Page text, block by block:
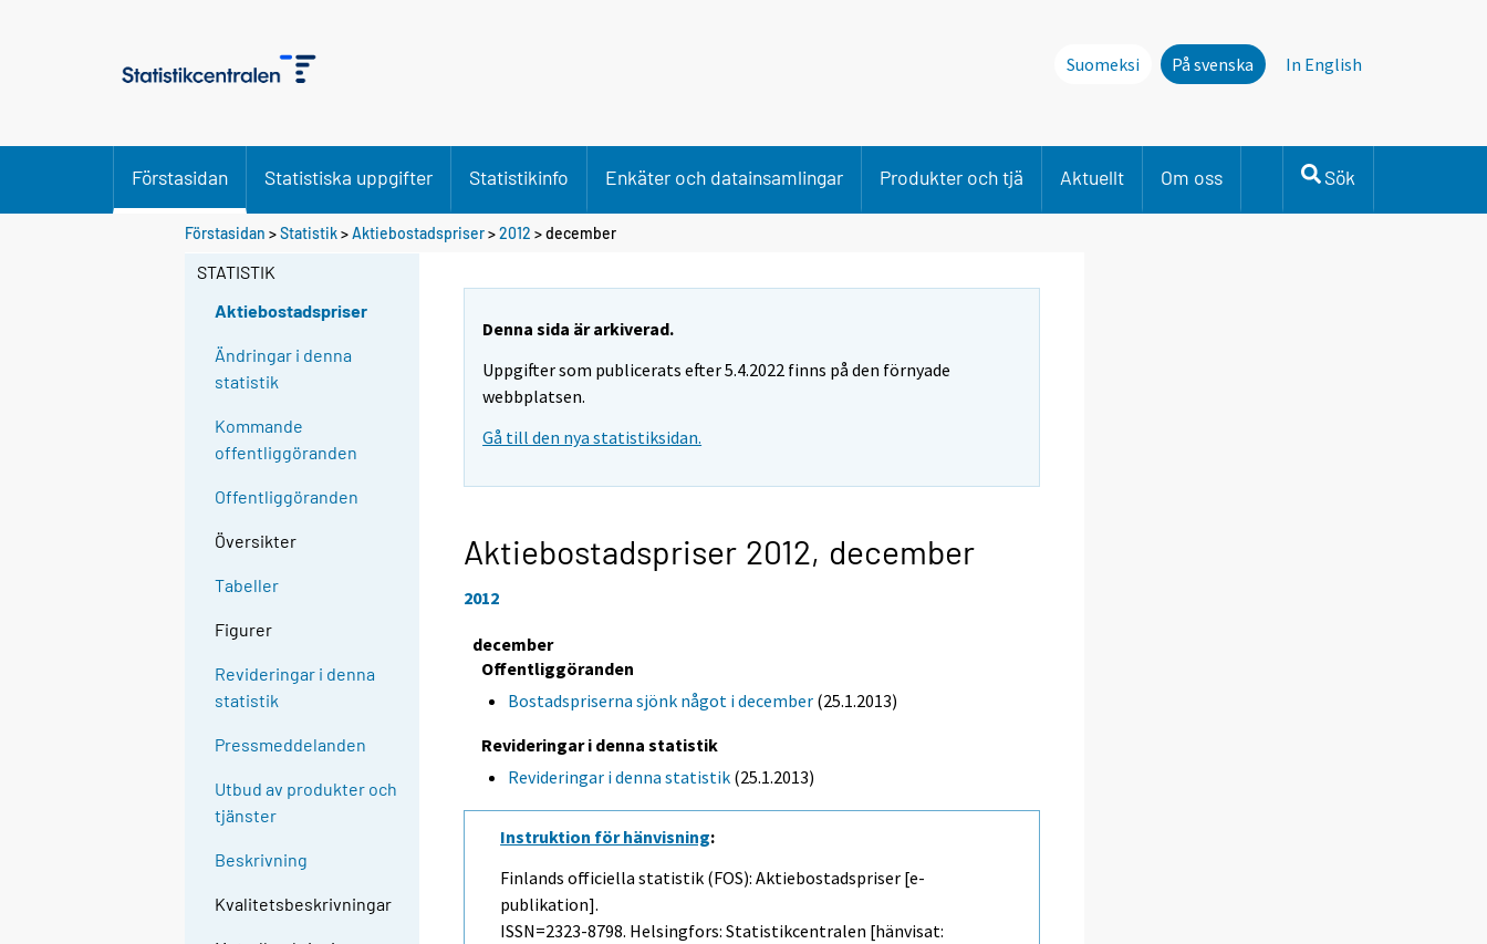
Suomeksi På svenska In English
Förstasidan Statistiska uppgifter Statistikinfo Enkäter och datainsamlingar Produkter och tjä Aktuellt Om oss Sök
Förstasidan >Statistik>Aktiebostadspriser>2012 >december
STATISTIK
Aktiebostadspriser
Ändringar i denna
statistik
Kommande
offentliggöranden
Offentliggöranden
Översikter
Tabeller
Figurer
Revideringar i denna
statistik
Pressmeddelanden
Utbud av produkter och
tjänster
Beskrivning
Kvalitetsbeskrivningar
Denna sida är arkiverad.
Uppgifter som publicerats efter 5.4.2022 finns på den förnyade
webbplatsen.
Gå till den nya statistiksidan.
Aktiebostadspriser 2012, december
2012
december
Offentliggöranden
Bostadspriserna sjönk något i december (25.1.2013)
Revideringar i denna statistik
Revideringar i denna statistik (25.1.2013)
Instruktion för hänvisning:
Finlands officiella statistik (FOS): Aktiebostadspriser [e-
publikation].
ISSN=2323-8798. Helsingfors: Statistikcentralen [hänvisat: